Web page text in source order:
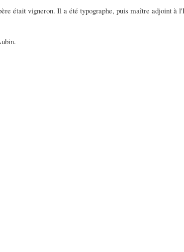
était vigneron. Il a été typographe, puis maître adjoint à